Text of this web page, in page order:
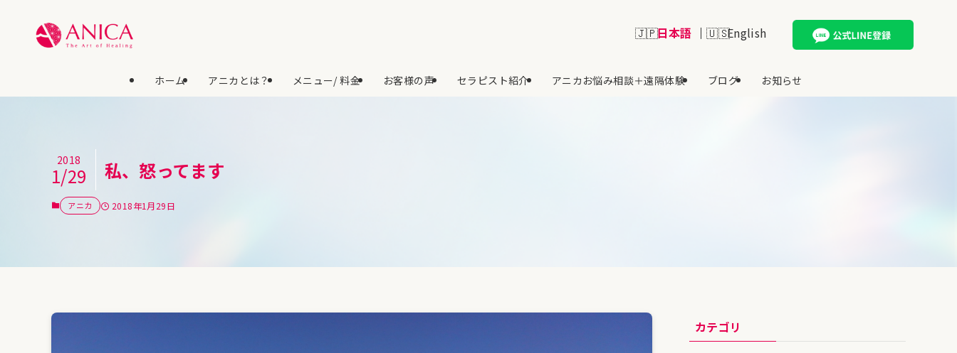
ホーム アニカとは？ メニュー/ 料金 お客様の声 セラピスト紹介 アニカお悩み相談＋遠隔体験 ブログ お知らせ
English
日本語
私、怒ってます
2018
1/29
アニカ 2018年1月29日
カテゴリ